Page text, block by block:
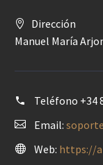
Dirección
Manuel María
Teléfono +34
Email:
Web: https://